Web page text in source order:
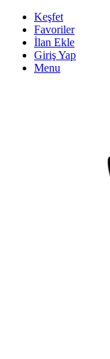
Keşfet
Favoriler
İlan Ekle
Giriş Yap
Menu